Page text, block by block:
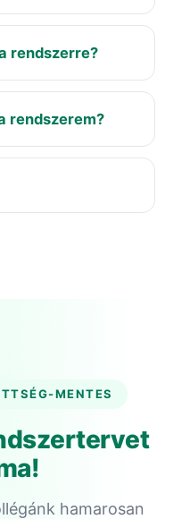
rendszerre?
rendszerem?
MENTES
hamarosan